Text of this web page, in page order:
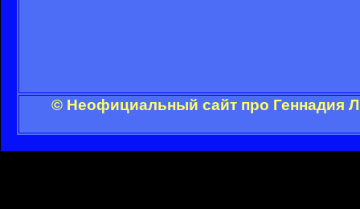
© Неофициальный сайт про Геннадия